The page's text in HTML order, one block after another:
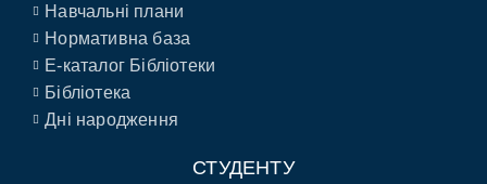
Навчальні плани
Нормативна база
E-каталог Бібліотеки
Бібліотека
Дні народження
СТУДЕНТУ